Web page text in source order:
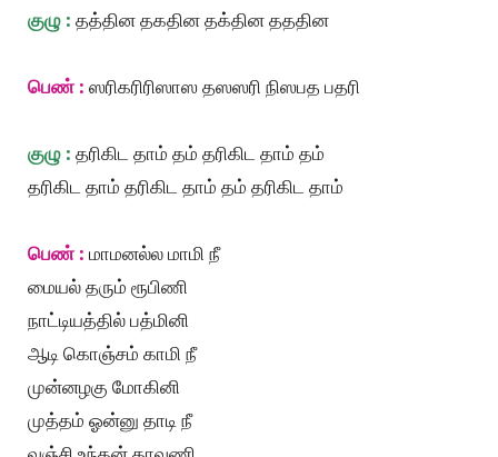
குழு : தத்தின தகதின தக்தின தததின
பெண் : ஸரிகரிரிஸாஸ தஸஸரி நிஸபத பதரி
குழு : தரிகிட தாம் தம் தரிகிட தாம் தம்
தரிகிட தாம் தரிகிட தாம் தம் தரிகிட தாம்
பெண் : மாமனல்ல மாமி நீ
மையல் தரும் ரூபிணி
நாட்டியத்தில் பத்மினி
ஆடி கொஞ்சம் காமி நீ
முன்னழகு மோகினி
முத்தம் ஓன்னு தாடி நீ